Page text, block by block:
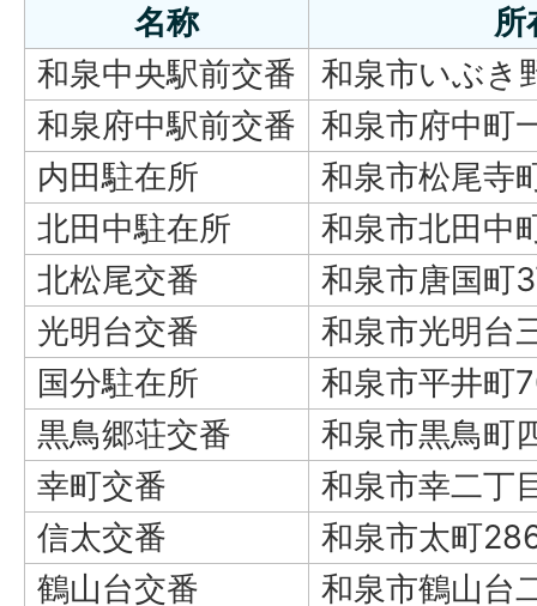
名称
所
和泉中央駅前交番
和泉市いぶき
和泉府中駅前交番
和泉市府中町
内田駐在所
和泉市松尾寺
北田中駐在所
和泉市北田中
北松尾交番
和泉市唐国町
光明台交番
和泉市光明台
国分駐在所
和泉市平井町
黒鳥郷荘交番
和泉市黒鳥町
幸町交番
和泉市幸二丁
信太交番
和泉市太町
鶴山台交番
和泉市鶴山台